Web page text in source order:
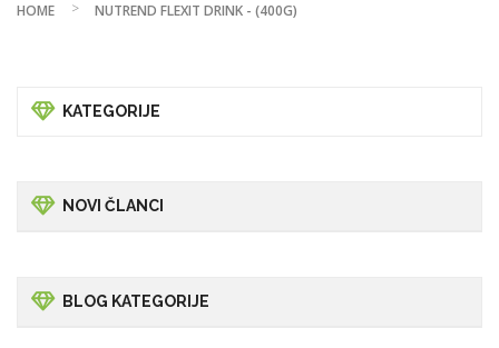
HOME NUTREND FLEXIT DRINK - (400G)
KATEGORIJE
NOVI ČLANCI
BLOG KATEGORIJE